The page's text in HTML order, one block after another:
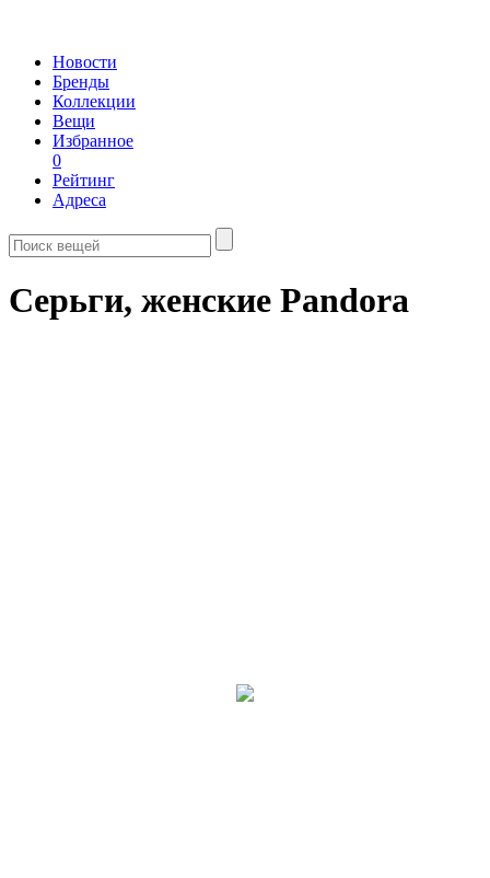
Новости
Бренды
Коллекции
Вещи
Избранное
0
Рейтинг
Адреса
Серьги, женские Pandora